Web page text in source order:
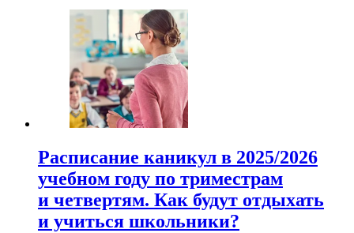
Расписание каникул в 2025/2026
учебном году по триместрам
и четвертям. Как будут отдыхать
и учиться школьники?